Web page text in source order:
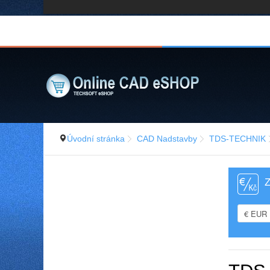
Úvodní stránka CAD Nadstavby TDS-TECHNIK